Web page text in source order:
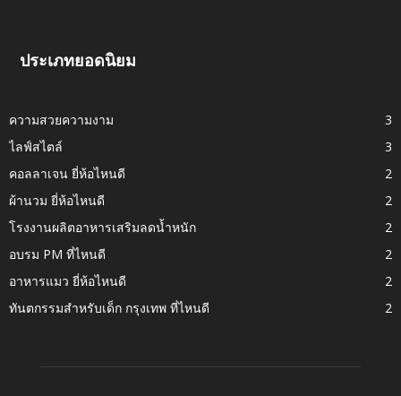
ประเภทยอดนิยม
ความสวยความงาม
3
ไลฟ์สไตล์
3
คอลลาเจน ยี่ห้อไหนดี
2
ผ้านวม ยี่ห้อไหนดี
2
โรงงานผลิตอาหารเสริมลดน้ำหนัก
2
อบรม PM ที่ไหนดี
2
อาหารแมว ยี่ห้อไหนดี
2
ทันตกรรมสำหรับเด็ก กรุงเทพ ที่ไหนดี
2